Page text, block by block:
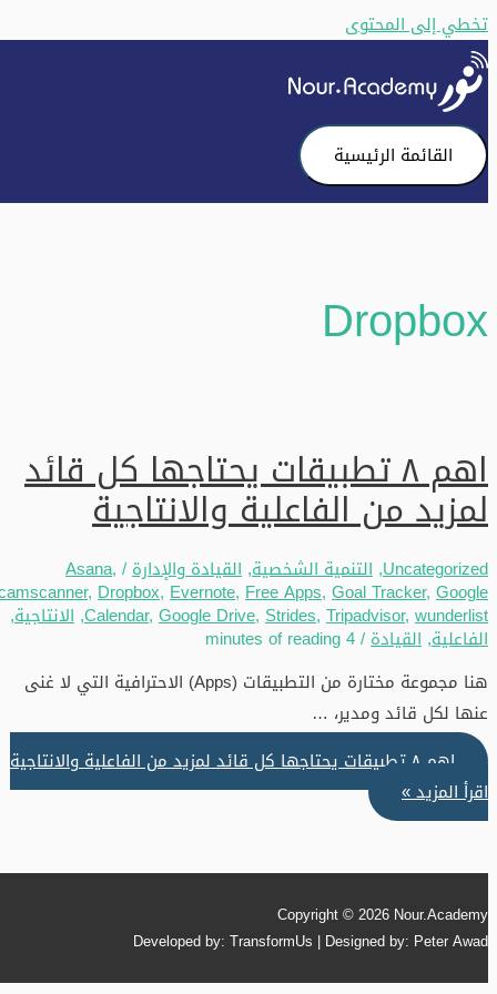
تخطي إلى المحتوى
القائمة الرئيسية
Dropbox
اهم ٨ تطبيقات يحتاجها كل قائد
لمزيد من الفاعلية والانتاجية
Uncategorized
,التنمية الشخصية,القيادة والإدارة/
Asana ,
camscanner ,Dropbox ,Evernote ,Free Apps ,Goal Tracker ,Google
Calendar ,Google Drive ,Strides ,Tripadvisor ,wunderlist
,الانتاجية,
الفاعلية,القيادة/
4 minutes of reading
هنا مجموعة مختارة من التطبيقات (Apps) الاحترافية التي لا غنى
عنها لكل قائد ومدير، …
اهم ٨ تطبيقات يحتاجها كل قائد لمزيد من الفاعلية والانتاجية
اقرأ المزيد »
Copyright © 2026Nour.Academy
Developed by: TransformUs | Designed by: Peter Awad